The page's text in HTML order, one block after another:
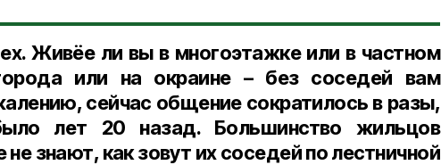
Живёе ли вы в многоэтажке или в частном
или на окраине – без соседей вам
сейчас общение сократилось в разы,
лет 20 назад. Большинство жильцов
знают, как зовут их соседей по лестничной